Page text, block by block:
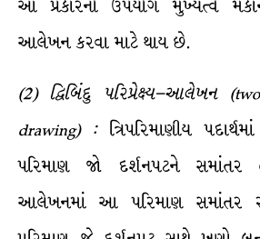
આ પ્રકારનો ઉપયોગ મુખ્યત્વે
આલેખન કરવા માટે થાય છે.
(2) દ્વિબિંદુ પરિપ્રેક્ષ્ય–આલેખન
drawing) :ત્રિપરિમાણીય
પરિમાણ જો દર્શનપટને સમાંતર
આલેખનમાં આ પરિમાણ સમાંતર